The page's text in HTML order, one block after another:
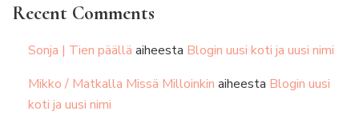
Recent Comments
Sonja | Tien päällä aiheesta Blogin uusi koti ja uusi nimi
Mikko / Matkalla Missä Milloinkin aiheesta Blogin uusi
koti ja uusi nimi